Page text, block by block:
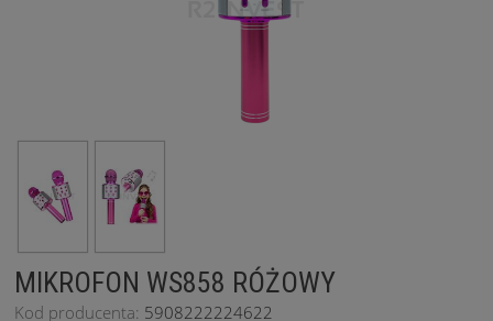
MIKROFON WS858 RÓŻOWY
Kod producenta: 5908222224622